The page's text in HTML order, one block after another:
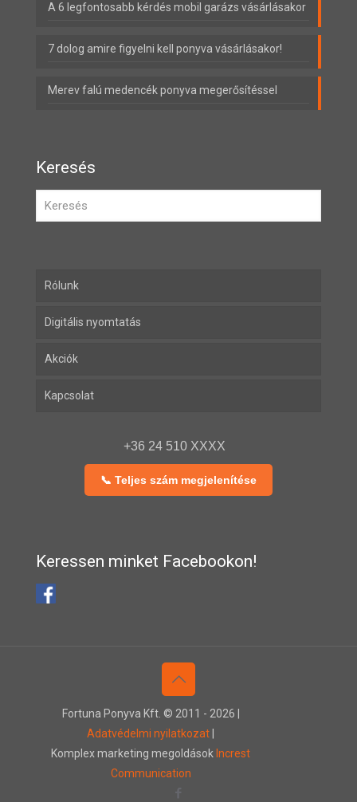
A 6 legfontosabb kérdés mobil garázs vásárlásakor
7 dolog amire figyelni kell ponyva vásárlásakor!
Merev falú medencék ponyva megerősítéssel
Keresés
Rólunk
Digitális nyomtatás
Akciók
Kapcsolat
+36 24 510 XXXX
📞 Teljes szám megjelenítése
Keressen minket Facebookon!
Fortuna Ponyva Kft. © 2011 - 2026 |
Adatvédelmi nyilatkozat
Komplex marketing megoldások Increst
Communication